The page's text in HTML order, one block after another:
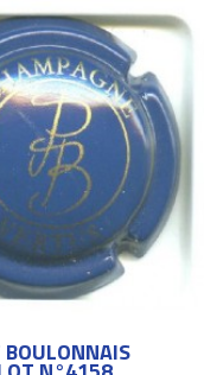
BOULONNAIS